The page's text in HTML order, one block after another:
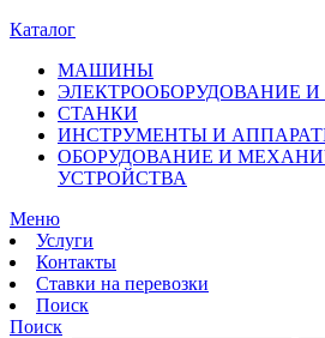
Каталог
МАШИНЫ
ЭЛЕКТРООБОРУДОВАНИЕ И
СТАНКИ
ИНСТРУМЕНТЫ И
ОБОРУДОВАНИЕ И
УСТРОЙСТВА
Меню
Услуги
Контакты
Ставки на перевозки
Поиск
Поиск